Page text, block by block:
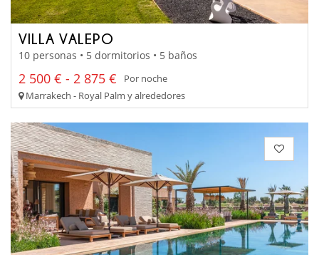
VILLA VALEPO
10 personas • 5 dormitorios • 5 baños
2 500 € - 2 875 €
Por noche
Marrakech - Royal Palm y alrededores